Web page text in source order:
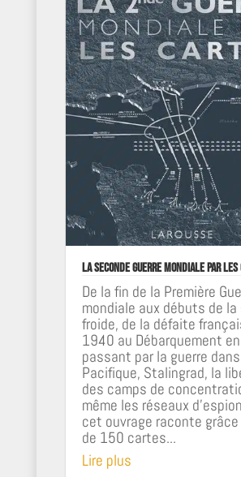
La Seconde Guerre mondiale par
De la fin de la Première
mondiale aux débuts de la
froide, de la défaite
1940 au Débarquement en
passant par la guerre
Pacifique, Stalingrad, la
des camps de
même les réseaux
cet ouvrage raconte
de 150 cartes...
Lire plus